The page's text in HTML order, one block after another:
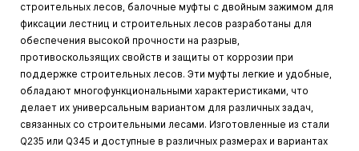
строительных лесов, балочные муфты с двойным зажимом для
фиксации лестниц и строительных лесов разработаны для
обеспечения высокой прочности на разрыв,
противоскользящих свойств и защиты от коррозии при
поддержке строительных лесов. Эти муфты легкие и удобные,
обладают многофункциональными характеристиками, что
делает их универсальным вариантом для различных задач,
связанных со строительными лесами. Изготовленные из стали
Q235 или Q345 и доступные в различных размерах и вариантах